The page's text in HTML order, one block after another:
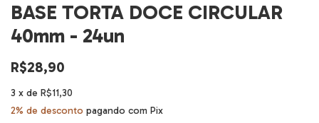
BASE TORTA DOCE CIRCULAR
40mm - 24un
R$28,90
3 x de R$11,30
2% de desconto pagando com Pix